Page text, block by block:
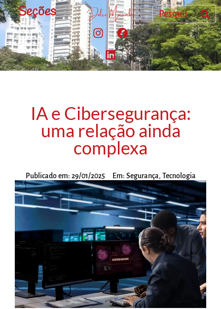
Seções
IA e Cibersegurança:
uma relação ainda
complexa
Publicado em: 29/01/2025 Em: Segurança, Tecnologia